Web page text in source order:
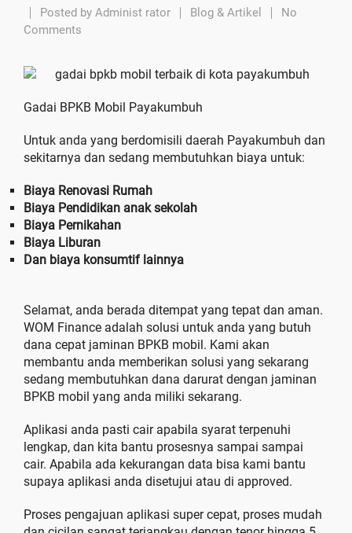
Posted by Administ rator Blog & Artikel
No
Comments
Gadai BPKB Mobil Payakumbuh
Untuk anda yang berdomisili daerah Payakumbuh dan
sekitarnya dan sedang membutuhkan biaya untuk:
Biaya Renovasi Rumah
Biaya Pendidikan anak sekolah
Biaya Pernikahan
Biaya Liburan
Dan biaya konsumtif lainnya
Selamat, anda berada ditempat yang tepat dan aman.
WOM Finance adalah solusi untuk anda yang butuh
dana cepat jaminan BPKB mobil. Kami akan
membantu anda memberikan solusi yang sekarang
sedang membutuhkan dana darurat dengan jaminan
BPKB mobil yang anda miliki sekarang.
Aplikasi anda pasti cair apabila syarat terpenuhi
lengkap, dan kita bantu prosesnya sampai sampai
cair. Apabila ada kekurangan data bisa kami bantu
supaya aplikasi anda disetujui atau di approved.
Proses pengajuan aplikasi super cepat, proses mudah